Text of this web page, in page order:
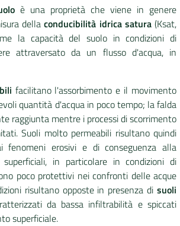
è una proprietà che viene in genere
dellaconducibilità idrica satura(Ksat,
la capacità del suolo in condizioni di
attraversato da un flusso d'acqua, in
facilitano l'assorbimento e il movimento
quantità d'acqua in poco tempo; la falda
raggiunta mentre i processi di scorrimento
Suoli molto permeabili risultano quindi
fenomeni erosivi e di conseguenza alla
in particolare in condizioni di
poco protettivi nei confronti delle acque
risultano opposte in presenza di suoli
da bassa infiltrabilità e spiccati
superficiale.